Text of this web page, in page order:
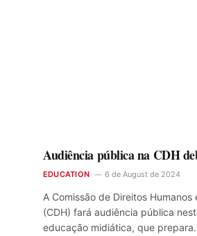
Audiência pública na CDH
EDUCATION 6 de August de 2024
A Comissão de Direitos
(CDH) fará audiência pública
educação midiática, que